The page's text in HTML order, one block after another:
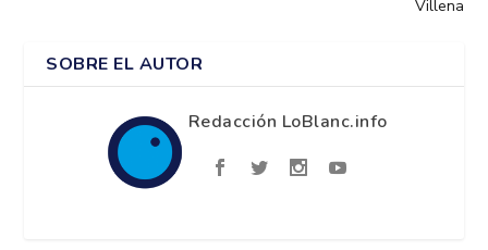
Villena
SOBRE EL AUTOR
Redacción LoBlanc.info